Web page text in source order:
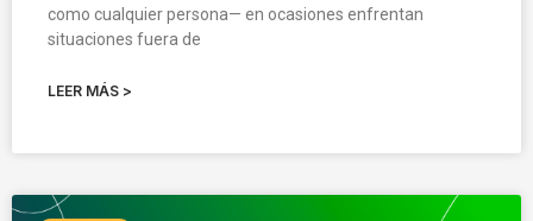
como cualquier persona— en ocasiones enfrentan
situaciones fuera de
LEER MÁS >